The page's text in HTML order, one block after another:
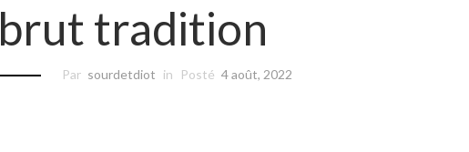
brut tradition
Par sourdetdiot in Posté 4 août, 2022